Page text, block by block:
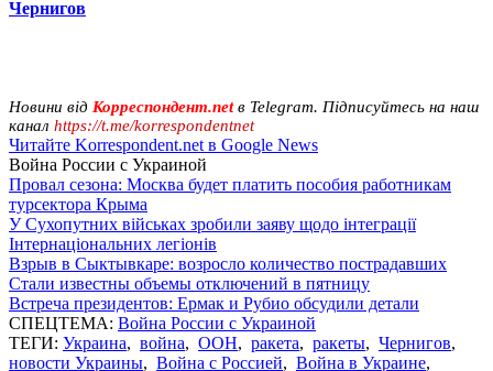
Чернигов
Новини від Корреспондент.netв Telegram. Підписуйтесь на наш
канал https://t.me/korrespondentnet
Читайте Korrespondent.net в Google News
Война России с Украиной
Провал сезона: Москва будет платить пособия работникам
турсектора Крыма
У Сухопутних військах зробили заяву щодо інтеграції
Інтернаціональних легіонів
Взрыв в Сыктывкаре: возросло количество пострадавших
Стали известны объемы отключений в пятницу
Встреча президентов: Ермак и Рубио обсудили детали
СПЕЦТЕМА: Война России с Украиной
ТЕГИ: Украина, война, ООН, ракета, ракеты, Чернигов,
новости Украины, Война с Россией, Война в Украине,